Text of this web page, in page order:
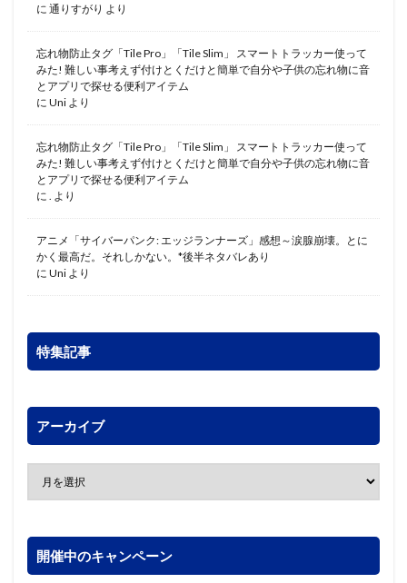
に 通りすがり より
忘れ物防止タグ「Tile Pro」「Tile Slim」 スマートトラッカー使って
みた! 難しい事考えず付けとくだけと簡単で自分や子供の忘れ物に音
とアプリで探せる便利アイテム
に Uni より
忘れ物防止タグ「Tile Pro」「Tile Slim」 スマートトラッカー使って
みた! 難しい事考えず付けとくだけと簡単で自分や子供の忘れ物に音
とアプリで探せる便利アイテム
に
より
アニメ「サイバーパンク: エッジランナーズ」感想～涙腺崩壊。とに
かく最高だ。それしかない。*後半ネタバレあり
に Uni より
特集記事
アーカイブ
開催中のキャンペーン